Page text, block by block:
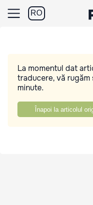
RO
La momentul dat
traducere, vă
minute.
Înapoi la articolul